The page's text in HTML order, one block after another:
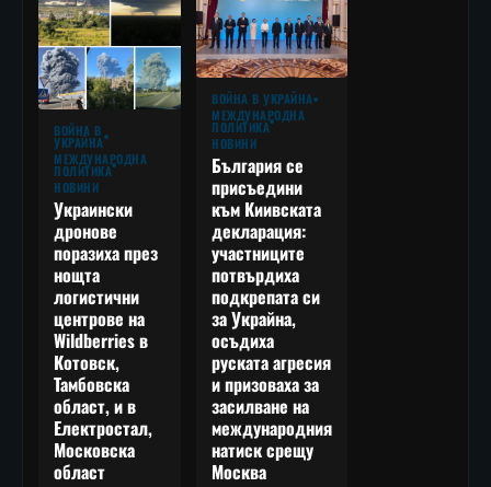
ВОЙНА В
УКРАЙНА
МЕЖДУНАРОДНА
ПОЛИТИКА
НОВИНИ
Украински
дронове
поразиха през
нощта
логистични
центрове на
Wildberries в
Котовск,
Тамбовска
област, и в
Електростал,
Московска
област
ВОЙНА В УКРАЙНА
МЕЖДУНАРОДНА
ПОЛИТИКА
НОВИНИ
България се
присъедини
към Киивската
декларация:
участниците
потвърдиха
подкрепата си
за Украйна,
осъдиха
руската агресия
и призоваха за
засилване на
международния
натиск срещу
Москва